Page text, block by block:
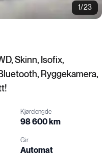
1/23
Skinn, Isofix,
Ryggekamera,
Kjørelengde
98 600 km
Gir
Automat